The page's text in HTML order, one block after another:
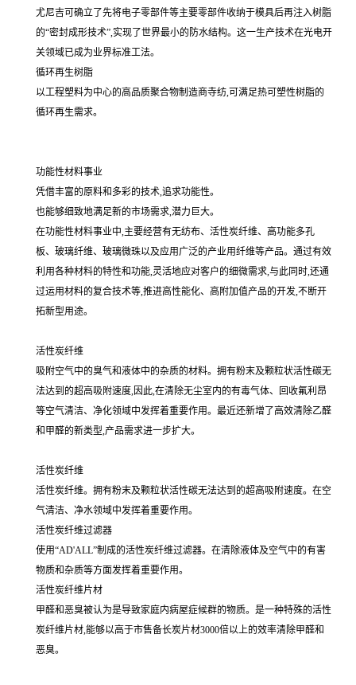
尤尼吉可确立了先将电子零部件等主要零部件收纳于模具后再注入树脂
的“密封成形技术”,实现了世界最小的防水结构。这一生产技术在光电开
关领域已成为业界标准工法。
循环再生树脂
以工程塑料为中心的高品质聚合物制造商寺纺,可满足热可塑性树脂的
循环再生需求。
功能性材料事业
凭借丰富的原料和多彩的技术,追求功能性。
也能够细致地满足新的市场需求,潜力巨大。
在功能性材料事业中,主要经营有无纺布、活性炭纤维、高功能多孔
板、玻璃纤维、玻璃微珠以及应用广泛的产业用纤维等产品。通过有效
利用各种材料的特性和功能,灵活地应对客户的细微需求,与此同时,还通
过运用材料的复合技术等,推进高性能化、高附加值产品的开发,不断开
拓新型用途。
活性炭纤维
吸附空气中的臭气和液体中的杂质的材料。拥有粉末及颗粒状活性碳无
法达到的超高吸附速度,因此,在清除无尘室内的有毒气体、回收氟利昂
等空气清洁、净化领域中发挥着重要作用。最近还新增了高效清除乙醛
和甲醛的新类型,产品需求进一步扩大。
活性炭纤维
活性炭纤维。拥有粉末及颗粒状活性碳无法达到的超高吸附速度。在空
气清洁、净水领域中发挥着重要作用。
活性炭纤维过滤器
使用“AD'ALL”制成的活性炭纤维过滤器。在清除液体及空气中的有害
物质和杂质等方面发挥着重要作用。
活性炭纤维片材
甲醛和恶臭被认为是导致家庭内病屋症候群的物质。是一种特殊的活性
炭纤维片材,能够以高于市售备长炭片材3000倍以上的效率清除甲醛和
恶臭。